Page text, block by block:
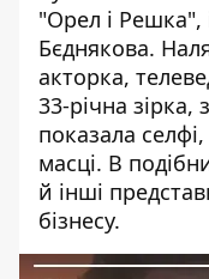
"Орел і Решка",
Бєднякова.
акторка,
33-річна зірка,
показала
масці. В
й інші
бізнесу.